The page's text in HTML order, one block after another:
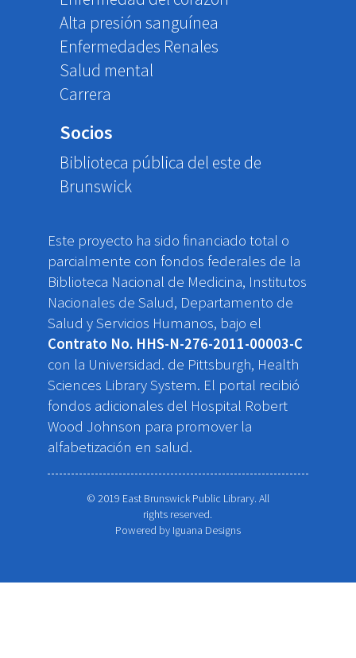
Alta presión sanguínea
Enfermedades Renales
Salud mental
Carrera
Socios
Biblioteca pública del este de
Brunswick
Este proyecto ha sido financiado total o
parcialmente con fondos federales de la
Biblioteca Nacional de Medicina, Institutos
Nacionales de Salud, Departamento de
Salud y Servicios Humanos, bajo el
Contrato No. HHS-N-276-2011-00003-C
con la Universidad. de Pittsburgh, Health
Sciences Library System. El portal recibió
fondos adicionales del Hospital Robert
Wood Johnson para promover la
alfabetización en salud.
© 2019 East Brunswick Public Library. All
rights reserved.
Powered by Iguana Designs